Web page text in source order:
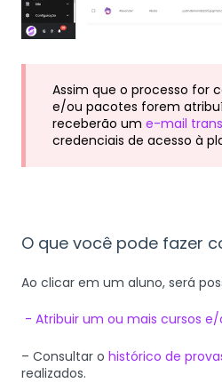
Assim que o processo for
e/ou pacotes forem
receberão um e-mail
credenciais de acesso à
O que você pode fazer
Ao clicar em um aluno, será
- Atribuir um ou mais cursos
– Consultar o histórico de
realizados.